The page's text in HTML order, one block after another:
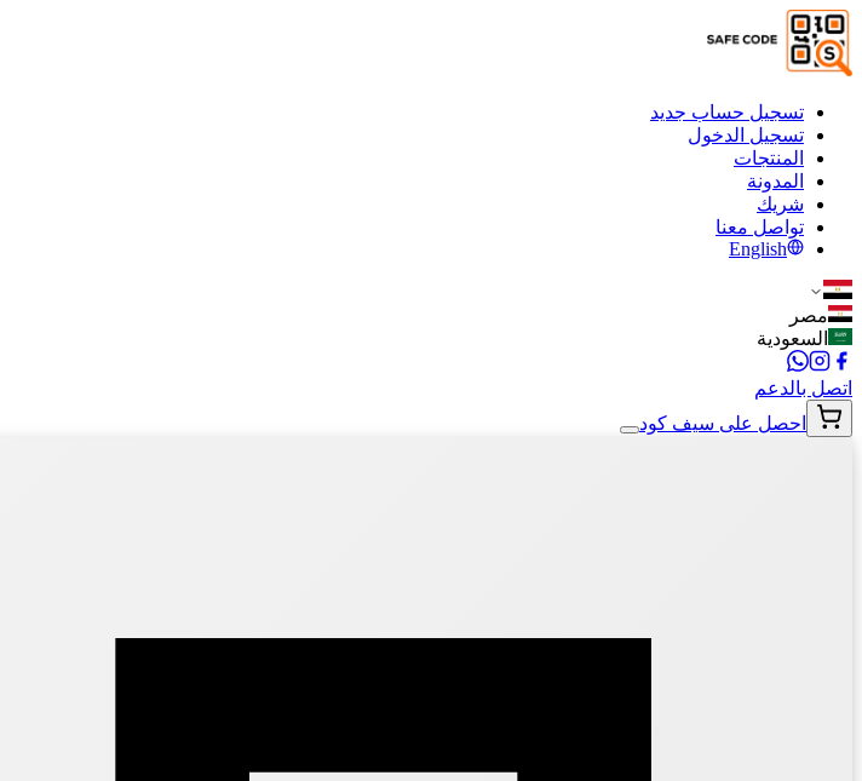
تسجيل حساب جديد
تسجيل الدخول
المنتجات
المدونة
شريك
تواصل معنا
English
مصر
السعودية
اتصل بالدعم
احصل على سيف كود